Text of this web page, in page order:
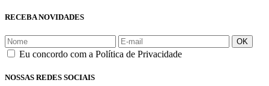
RECEBA NOVIDADES
OK
Eu concordo com a Política de Privacidade
NOSSAS REDES SOCIAIS